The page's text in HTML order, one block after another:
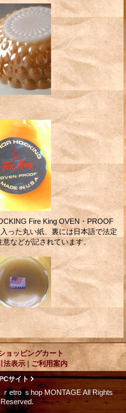
Fire King OVEN・PROOF
った丸い紙、裏には日本語で法定
などが記されています。
ョッピングカート
法表示 | ご利用案内
サイト
etro ｓhop MONTAGE All Rights
Reserved.